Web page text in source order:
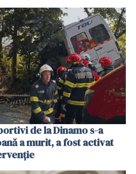
de la Dinamo s-a
a murit, a fost activat